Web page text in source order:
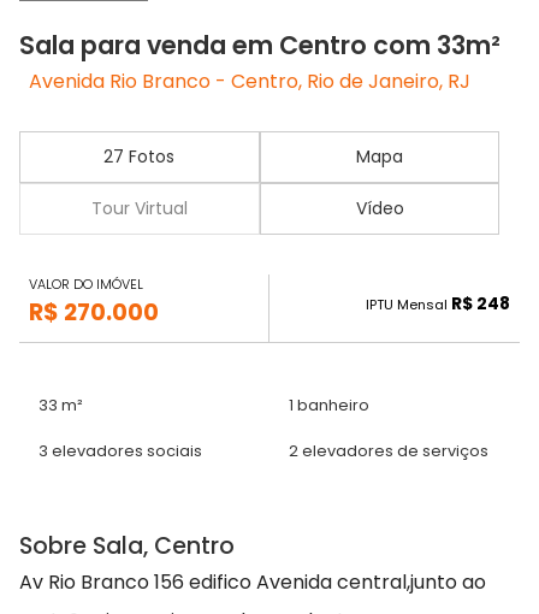
Sala para venda em Centro com 33m²
Avenida Rio Branco - Centro, Rio de Janeiro, RJ
27 Fotos Mapa
Tour Virtual Vídeo
VALOR DO IMÓVEL
R$ 270.000 IPTU Mensal R$ 248
33 m² 1 banheiro
3 elevadores sociais 2 elevadores de serviços
Sobre Sala, Centro
Av Rio Branco 156 edifico Avenida central,junto ao